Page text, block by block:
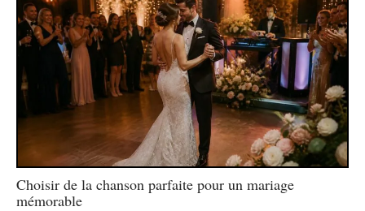
Choisir de la chanson parfaite pour un mariage
mémorable